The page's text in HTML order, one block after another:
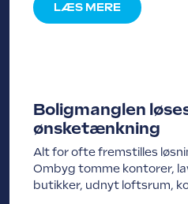
LÆS MERE
Boligmanglen
ønsketænkning
Alt for ofte fremstilles
Ombyg tomme kontorer,
butikker, udnyt loftsrum,